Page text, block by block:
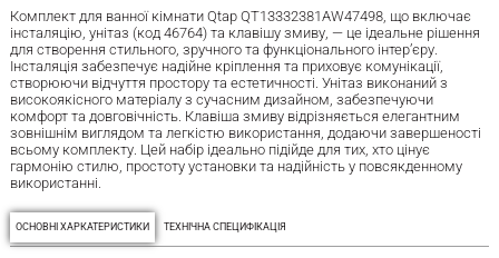
Комплект для ванної кімнати Qtap QT13332381AW47498, що включає
інсталяцію, унітаз (код 46764) та клавішу змиву, — це ідеальне рішення
для створення стильного, зручного та функціонального інтер’єру.
Інсталяція забезпечує надійне кріплення та приховує комунікації,
створюючи відчуття простору та естетичності. Унітаз виконаний з
високоякісного матеріалу з сучасним дизайном, забезпечуючи
комфорт та довговічність. Клавіша змиву відрізняється елегантним
зовнішнім виглядом та легкістю використання, додаючи завершеності
всьому комплекту. Цей набір ідеально підійде для тих, хто цінує
гармонію стилю, простоту установки та надійність у повсякденному
використанні.
ОСНОВНІ ХАРКАТЕРИСТИКИ ТЕХНІЧНА СПЕЦИФІКАЦІЯ